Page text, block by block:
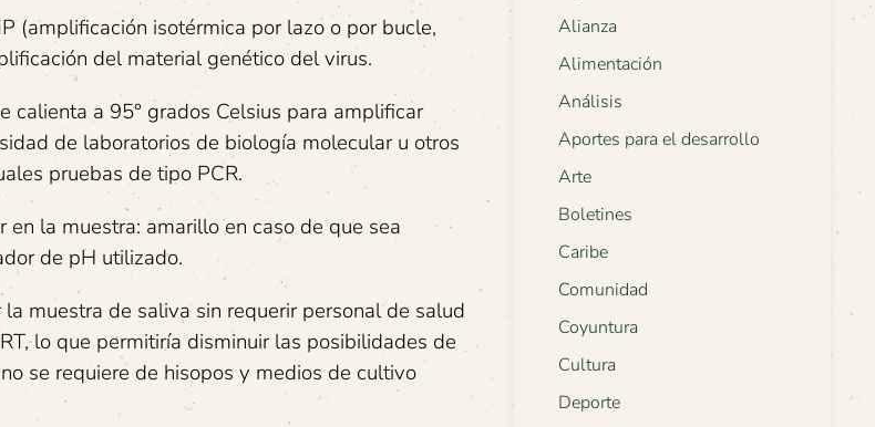
(amplificación isotérmica por lazo o por bucle,
del material genético del virus.
calienta a 95° grados Celsius para amplificar
de laboratorios de biología molecular u otros
pruebas de tipo PCR.
la muestra: amarillo en caso de que sea
de pH utilizado.
muestra de saliva sin requerir personal de salud
lo que permitiría disminuir las posibilidades de
se requiere de hisopos y medios de cultivo
Alianza
Alimentación
Análisis
Aportes para el desarrollo
Arte
Boletines
Caribe
Comunidad
Coyuntura
Cultura
Deporte